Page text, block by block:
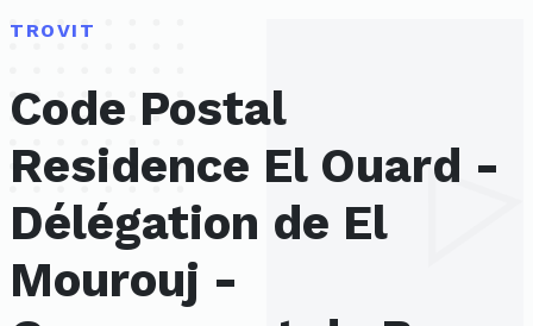
TROVIT
Code Postal
Residence El Ouard -
Délégation de El
Mourouj -